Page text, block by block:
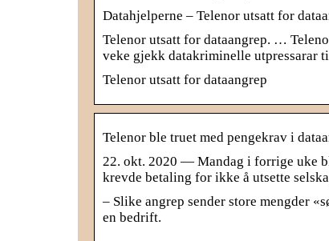
Datahjelperne – Telenor utsatt for
Telenor utsatt for dataangrep. …
veke gjekk datakriminelle utpressarar
Telenor utsatt for dataangrep
Telenor ble truet med pengekrav i
22. okt. 2020 — Mandag i forrige uke
krevde betaling for ikke å utsette
– Slike angrep sender store mengder
en bedrift.